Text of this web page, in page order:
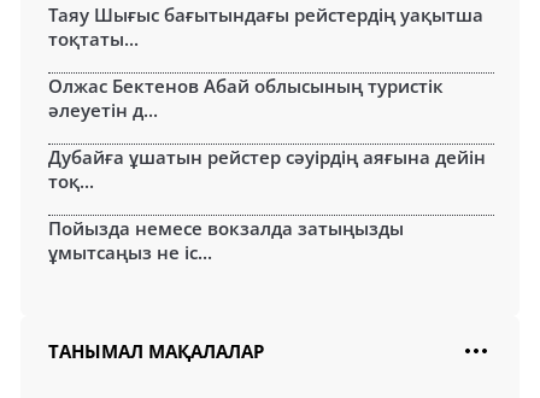
Таяу Шығыс бағытындағы рейстердің уақытша
тоқтаты...
Олжас Бектенов Абай облысының туристік
әлеуетін д...
Дубайға ұшатын рейстер сәуірдің аяғына дейін
тоқ...
Пойызда немесе вокзалда затыңызды
ұмытсаңыз не іс...
ТАНЫМАЛ МАҚАЛАЛАР